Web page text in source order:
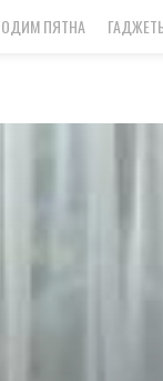
ПЯТНА